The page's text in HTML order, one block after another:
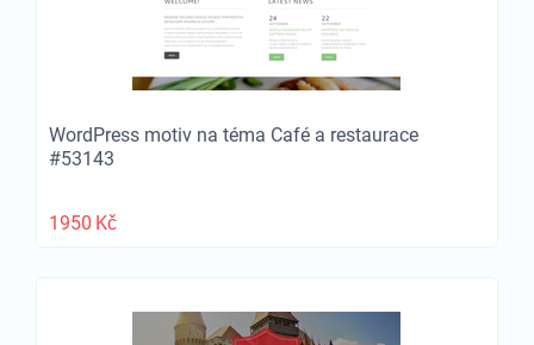
WordPress motiv na téma Café a restaurace
#53143
1950 Kč